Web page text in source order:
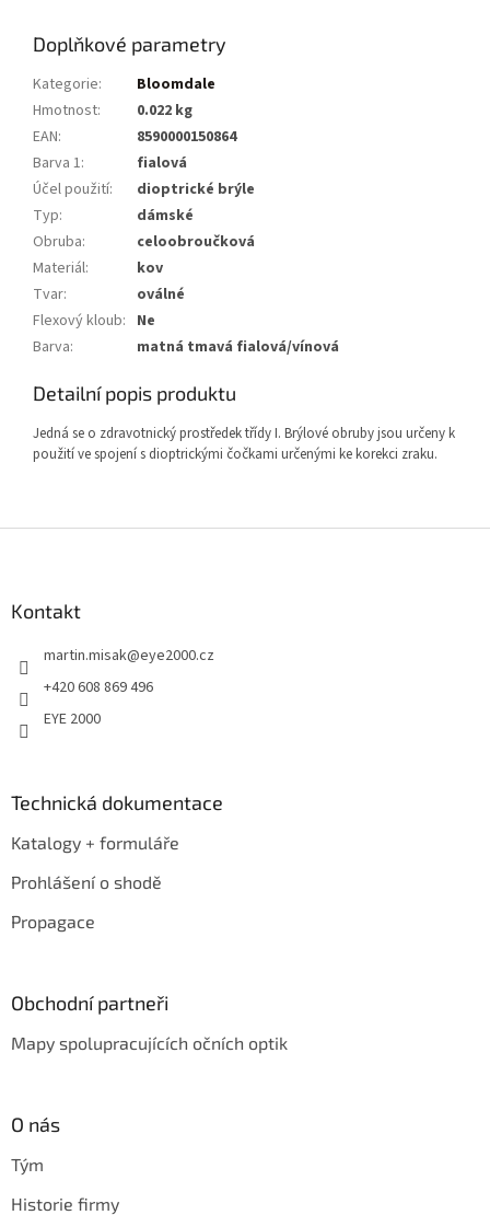
Doplňkové parametry
Kategorie:
Bloomdale
Hmotnost:
0.022 kg
EAN:
8590000150864
Barva 1:
fialová
Účel použití:
dioptrické brýle
Typ:
dámské
Obruba:
celoobroučková
Materiál:
kov
Tvar:
oválné
Flexový kloub: Ne
Barva: matná tmavá fialová/vínová
Detailní popis produktu
Jedná se o zdravotnický prostředek třídy I. Brýlové obruby jsou určeny k
použití ve spojení s dioptrickými čočkami určenými ke korekci zraku.
Kontakt
martin.misak@eye2000.cz
+420 608 869 496
EYE 2000
Technická dokumentace
Katalogy + formuláře
Prohlášení o shodě
Propagace
Obchodní partneři
Mapy spolupracujících očních optik
O nás
Tým
Historie firmy